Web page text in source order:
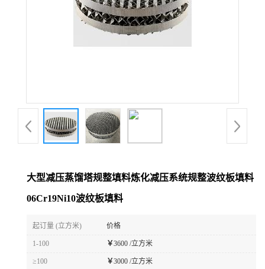
大型减压蒸馏塔规整填料炼化减压系统规整波纹板填料
06Cr19Ni10波纹板填料
起订量 (立方米) 价格
1-100 ￥3600 /立方米
≥100 ￥3000 /立方米